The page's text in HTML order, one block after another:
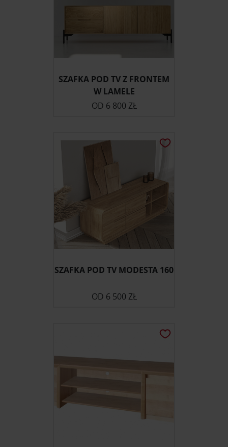
SZAFKA POD TV Z FRONTEM
W LAMELE
OD 6 800 ZŁ
SZAFKA POD TV MODESTA 160
OD 6 500 ZŁ